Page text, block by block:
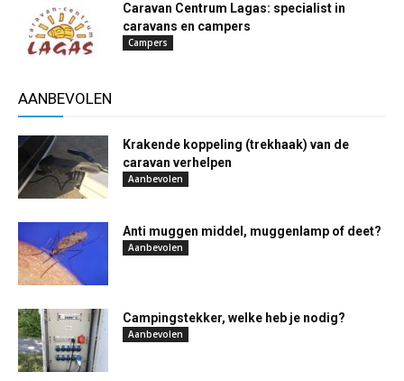
Caravan Centrum Lagas: specialist in
caravans en campers
Campers
AANBEVOLEN
Krakende koppeling (trekhaak) van de
caravan verhelpen
Aanbevolen
Anti muggen middel, muggenlamp of deet?
Aanbevolen
Campingstekker, welke heb je nodig?
Aanbevolen